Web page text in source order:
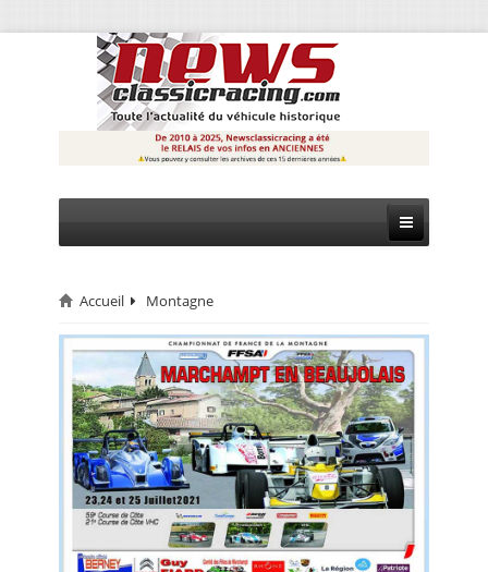
CIRCUIT
RALLYE
MONTAGNE
EVÈNEMENTS
CALENDRIER
Accueil Montagne